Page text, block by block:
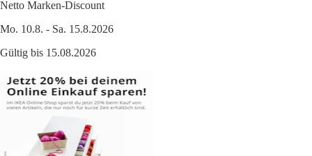
Netto Marken-Discount
Mo. 10.8. - Sa. 15.8.2026
Gültig bis 15.08.2026